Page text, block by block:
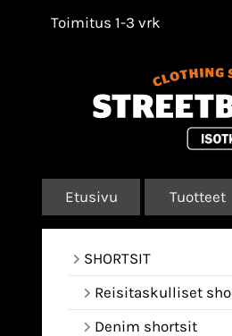
Toimitus 1-3 vrk
Etusivu Tuotteet
SHORTSIT
Reisitaskulliset
Denim shortsit